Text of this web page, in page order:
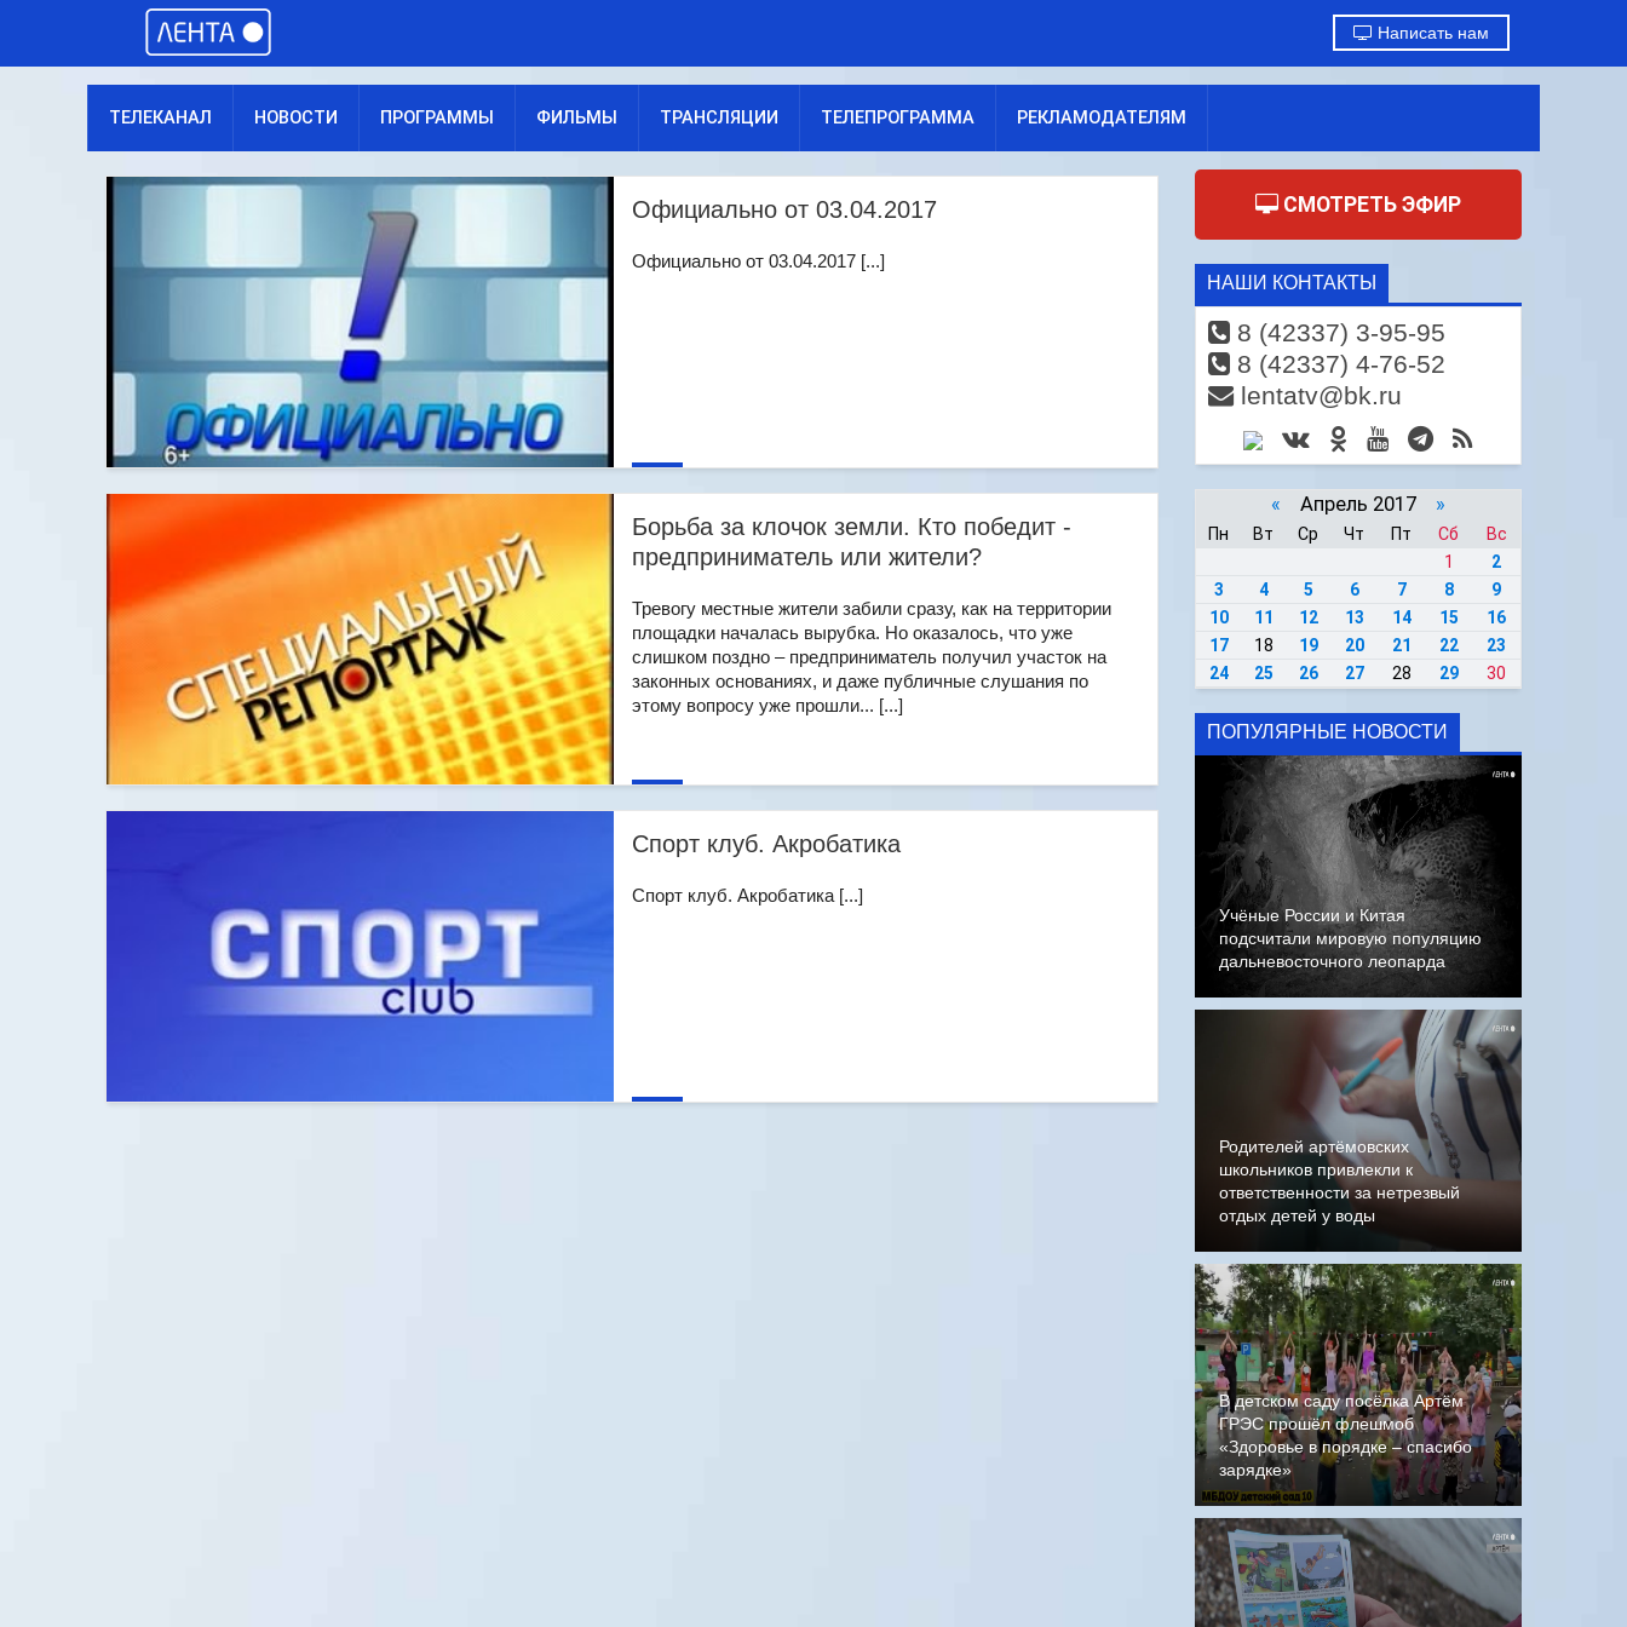
Написать нам
ТЕЛЕКАНАЛ НОВОСТИ ПРОГРАММЫ ФИЛЬМЫ ТРАНСЛЯЦИИ ТЕЛЕПРОГРАММА РЕКЛАМОДАТЕЛЯМ
Официально от 03.04.2017
Официально от 03.04.2017 [...]
Борьба за клочок земли. Кто победит -
предприниматель или жители?
Тревогу местные жители забили сразу, как на территории
площадки началась вырубка. Но оказалось, что уже
слишком поздно – предприниматель получил участок на
законных основаниях, и даже публичные слушания по
этому вопросу уже прошли... [...]
Спорт клуб. Акробатика
Спорт клуб. Акробатика [...]
СМОТРЕТЬ ЭФИР
НАШИ КОНТАКТЫ
8 (42337) 3-95-95
8 (42337) 4-76-52
lentatv@bk.ru
« Апрель 2017 »
Пн Вт Ср Чт Пт Сб
Вс
1
2
3
4 5 6 7 8
9
10
11 12 13 14 15
16
17
18 19 20 21 22
23
24
25 26 27 28 29 30
ПОПУЛЯРНЫЕ НОВОСТИ
Учёные России и Китая
подсчитали мировую популяцию
дальневосточного леопарда
Родителей артёмовских
школьников привлекли к
ответственности за нетрезвый
отдых детей у воды
В детском саду посёлка Артём
ГРЭС прошёл флешмоб
«Здоровье в порядке – спасибо
зарядке»